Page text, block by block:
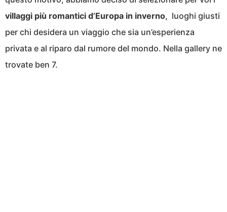
villaggi più romantici d’Europa in inverno, luoghi giusti
per chi desidera un viaggio che sia un’esperienza
privata e al riparo dal rumore del mondo. Nella gallery ne
trovate ben 7.